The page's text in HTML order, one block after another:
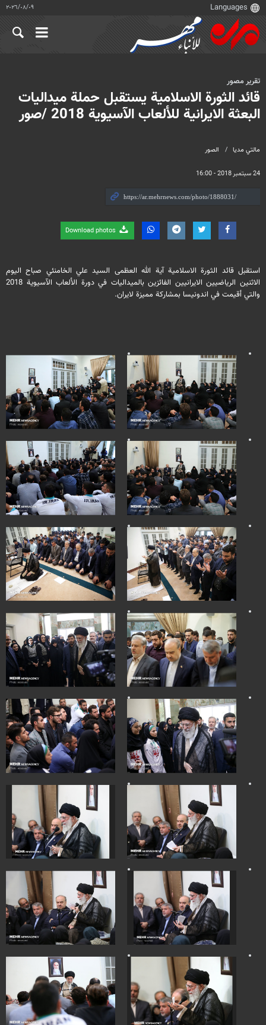
٠٩‏/٠٨‏/٢٠٢٦
مالتي مدیا الصور
24 سبتمبر 2018 - 16:00
تقرير مصور
قائد الثورة الاسلامية يستقبل حملة ميداليات
البعثة الايرانية للألعاب الآسيوية 2018 /صور
استقبل قائد الثورة الاسلامية آية الله العظمى السيد علي الخامنئي صباح اليوم
الاثنين الرياضيين الايرانيين الفائزين بالميداليات في دورة الألعاب الآسيوية 2018
والتي أقيمت في اندونيسا بمشاركة مميزة لايران.